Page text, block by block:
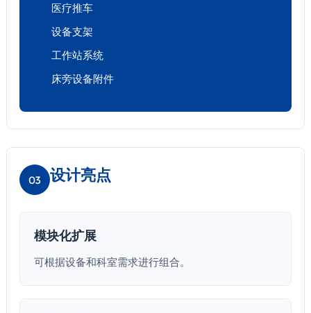
医疗推车
设备支架
工作站系统
床旁设备附件
03 设计亮点
模块化扩展
可根据设备和科室需求进行组合。